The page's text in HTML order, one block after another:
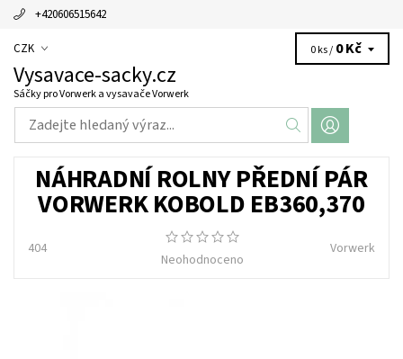
+420606515642
CZK
Vysavace-sacky.cz
Sáčky pro Vorwerk a vysavače Vorwerk
0 ks / 0 Kč
NÁHRADNÍ ROLNY PŘEDNÍ PÁR
VORWERK KOBOLD EB360,370
404
Neohodnoceno
Vorwerk